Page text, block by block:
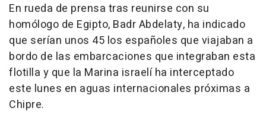
En rueda de prensa tras reunirse con su
homólogo de Egipto, Badr Abdelaty, ha indicado
que serían unos 45 los españoles que viajaban a
bordo de las embarcaciones que integraban esta
flotilla y que la Marina israelí ha interceptado
este lunes en aguas internacionales próximas a
Chipre.